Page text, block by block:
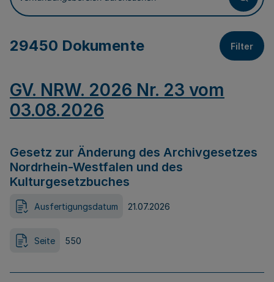
Verkündungsbereich durchsuchen
29450 Dokumente Filter
GV. NRW. 2026 Nr. 23 vom
03.08.2026
Gesetz zur Änderung des Archivgesetzes
Nordrhein-Westfalen und des
Kulturgesetzbuches
Ausfertigungsdatum 21.07.2026
Seite 550